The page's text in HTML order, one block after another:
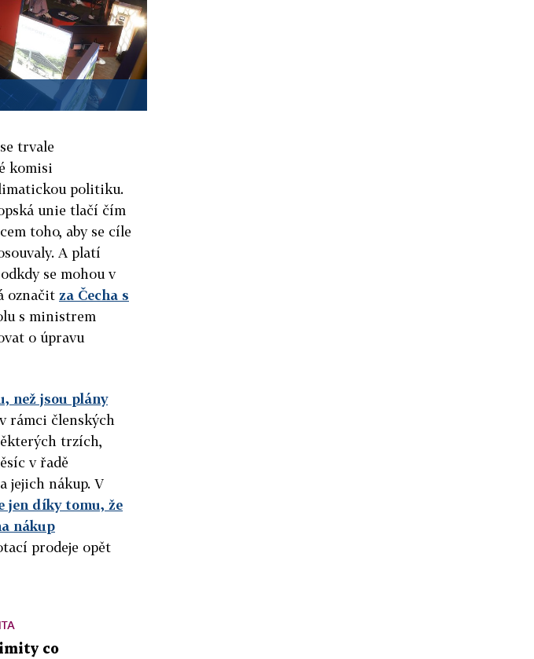
trvale
komisi
politiku.
unie tlačí čím
toho, aby se cíle
A platí
se mohou v
označit za Čecha s
s ministrem
o úpravu
než jsou plány
rámci členských
trzích,
v řadě
jejich nákup. V
jen díky tomu, že
nákup
prodeje opět
co